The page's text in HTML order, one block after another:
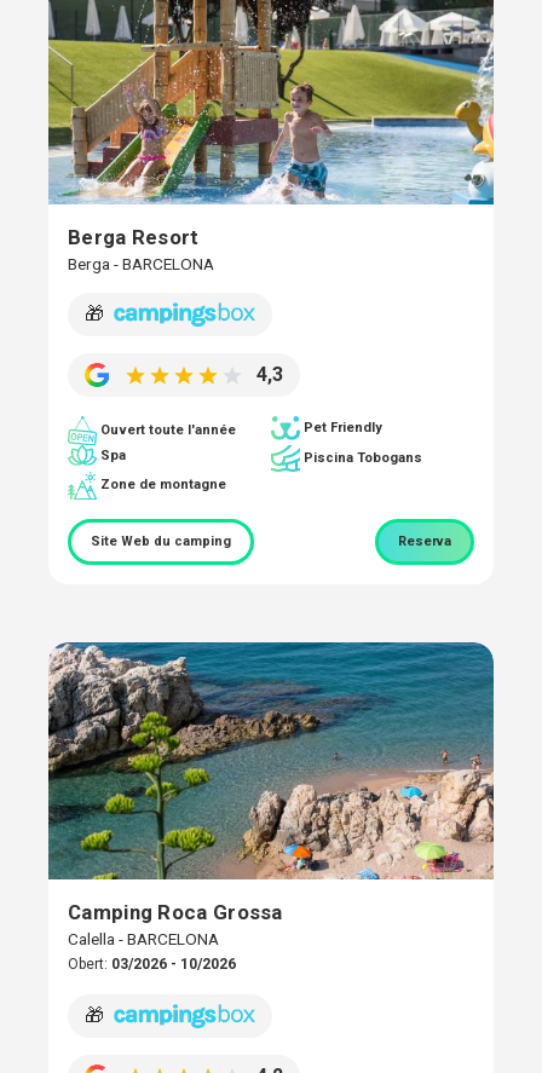
Berga Resort
Berga - BARCELONA
🎁
4,3
Ouvert toute l'année
Pet Friendly
Spa
Piscina Tobogans
Zone de montagne
Site Web du camping Reserva
Camping Roca Grossa
Calella - BARCELONA
Obert: 03/2026 - 10/2026
🎁